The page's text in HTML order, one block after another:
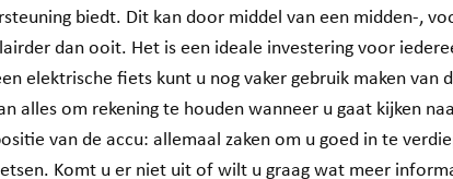
biedt. Dit kan door middel van een midden-,
dan ooit. Het is een ideale investering voor
elektrische fiets kunt u nog vaker gebruik maken van
alles om rekening te houden wanneer u gaat kijken
van de accu: allemaal zaken om u goed in te
Komt u er niet uit of wilt u graag wat meer